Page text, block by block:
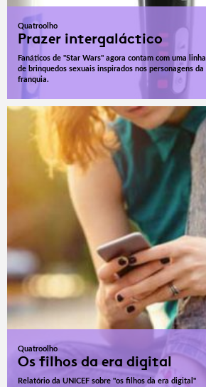
Quatroolho
Prazer intergaláctico
Fanáticos de "Star Wars" agora contam com uma linha
de brinquedos sexuais inspirados nos personagens da
franquia.
Quatroolho
Os filhos da era digital
Relatório da UNICEF sobre "os filhos da era digital"